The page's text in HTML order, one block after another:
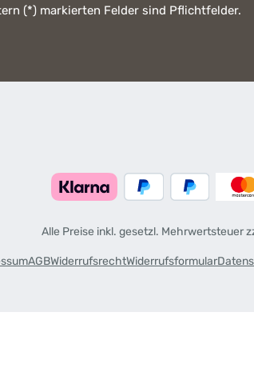
(*) markierten Felder sind Pflichtfelder.
Alle Preise inkl. gesetzl. Mehrwertsteuer
AGBWiderrufsrechtWiderrufsformular